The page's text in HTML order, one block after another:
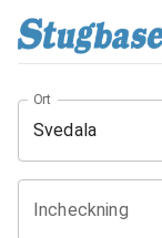
Ort
Incheckning